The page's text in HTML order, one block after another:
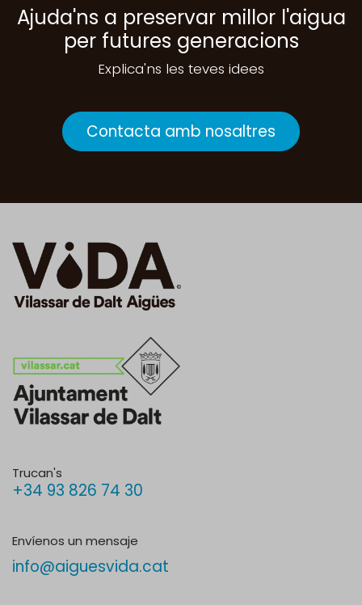
Ajuda'ns a preservar millor l'aigua
per futures generacions
Explica'ns les teves idees
Contacta amb nosaltres
Trucan's
+34 93 826 74 30
Envíenos un mensaje
info@aiguesvida.cat